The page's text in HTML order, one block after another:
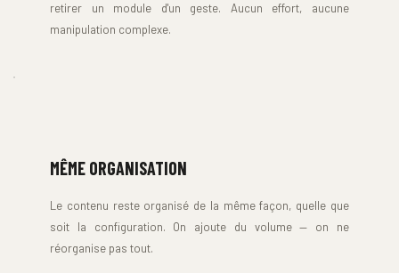
retirer un module d'un geste. Aucun effort, aucune
manipulation complexe.
MÊME ORGANISATION
Le contenu reste organisé de la même façon, quelle que
soit la configuration. On ajoute du volume — on ne
réorganise pas tout.